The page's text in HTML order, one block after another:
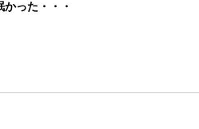
った・・・